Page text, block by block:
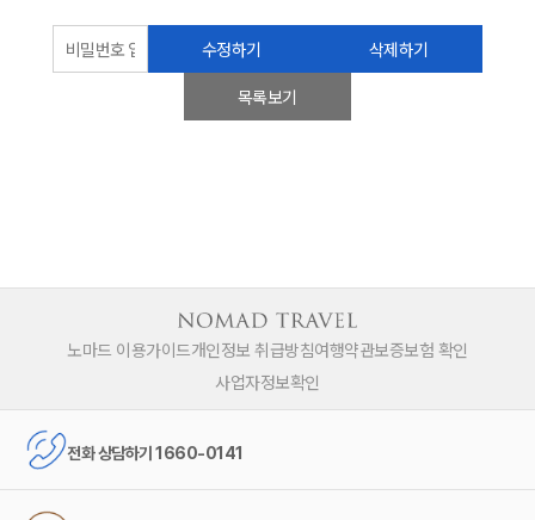
수정하기
삭제하기
목록보기
노마드 이용가이드개인정보 취급방침여행약관보증보험 확인
사업자정보확인
전화 상담하기 1660-0141